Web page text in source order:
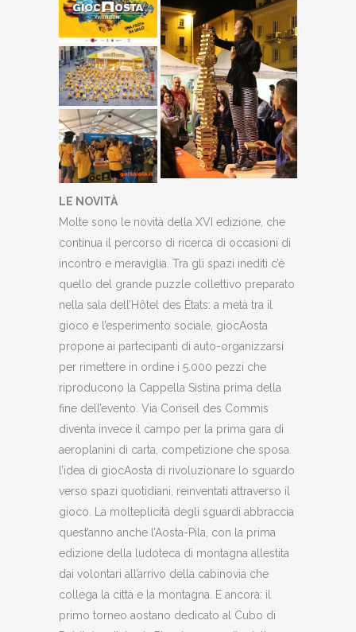
LE NOVITÀ
Molte sono le novità della XVI edizione, che
continua il percorso di ricerca di occasioni di
incontro e meraviglia. Tra gli spazi inediti c’è
quello del grande puzzle collettivo preparato
nella sala dell’Hôtel des États: a metà tra il
gioco e l’esperimento sociale, giocAosta
propone ai partecipanti di auto-organizzarsi
per rimettere in ordine i 5.000 pezzi che
riproducono la Cappella Sistina prima della
fine dell’evento. Via Conseil des Commis
diventa invece il campo per la prima gara di
aeroplanini di carta, competizione che sposa
l’idea di giocAosta di rivoluzionare lo sguardo
verso spazi quotidiani, reinventati attraverso il
gioco. La molteplicità degli sguardi abbraccia
quest’anno anche l’Aosta-Pila, con la prima
edizione della ludoteca di montagna allestita
dai volontari all’arrivo della cabinovia che
collega la città e la montagna. E ancora: il
primo torneo aostano dedicato al Cubo di